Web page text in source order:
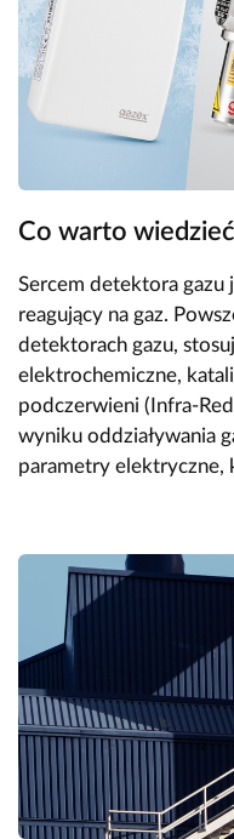
Co warto
Sercem detektora gazu
reagujący na gaz.
detektorach gazu,
elektrochemiczne,
podczerwieni (Infra-
wyniku oddziaływania
parametry elektryczne,